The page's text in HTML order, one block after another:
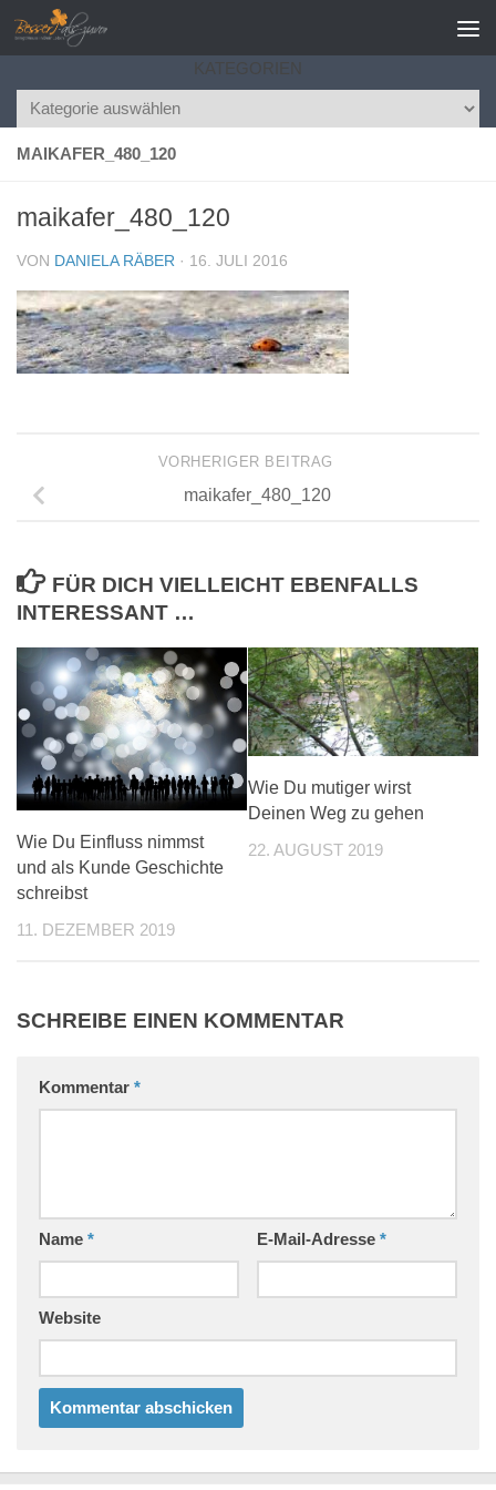
Zum Inhalt springen
KATEGORIEN
Kategorien
MAIKAFER_480_120
maikafer_480_120
VON DANIELA RÄBER · 16. JULI 2016
VORHERIGER BEITRAG
maikafer_480_120
FÜR DICH VIELLEICHT EBENFALLS
INTERESSANT …
Wie Du Einfluss nimmst
und als Kunde Geschichte
schreibst
11. DEZEMBER 2019
Wie Du mutiger wirst
Deinen Weg zu gehen
22. AUGUST 2019
SCHREIBE EINEN KOMMENTAR
Kommentar *
Name * E-Mail-Adresse *
Website